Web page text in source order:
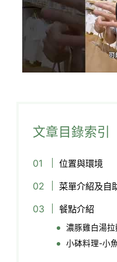
文章目錄索引
位置與環境
菜單介紹及自
餐點介紹
濃豚雞白湯拉
小砵料理-小